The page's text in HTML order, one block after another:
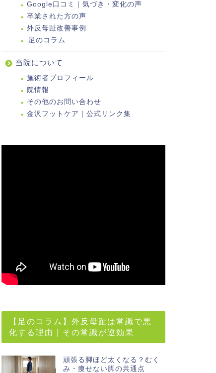
Google口コミ｜気づき・変化の声
卒業された方の声
外反母趾改善事例
足のコラム
当院について
施術者プロフィール
院情報
その他のお問い合わせ
金沢フットケア｜公式リンク集
【足のコラム】外反母趾は常識で悪
化する理由｜その常識が逆効果
頑張る脚ほど太くなる？むく
み・痩せない脚の共通点